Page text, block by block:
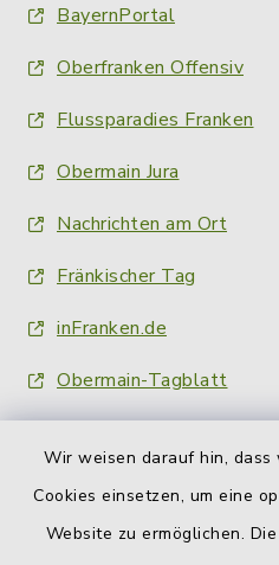
Wir weisen darauf hin,
Cookies einsetzen, um eine
Website zu ermöglichen.
BayernPortal
Oberfranken Offensiv
Flussparadies Franken
Obermain Jura
Nachrichten am Ort
Fränkischer Tag
inFranken.de
Obermain-Tagblatt